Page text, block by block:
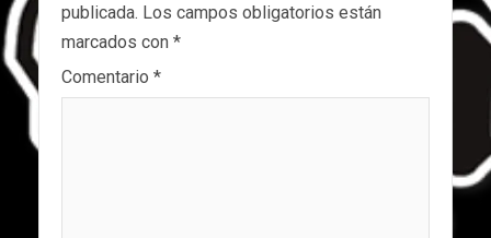
publicada. Los campos obligatorios están
marcados con *
Comentario *